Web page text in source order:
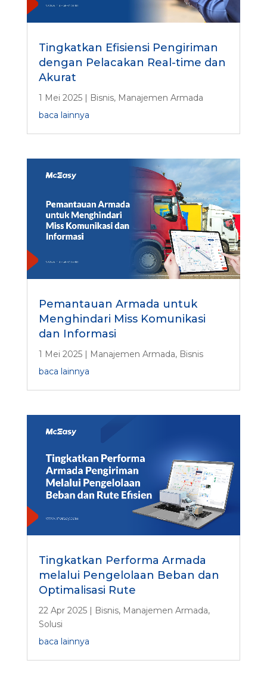
Tingkatkan Efisiensi Pengiriman
dengan Pelacakan Real-time dan
Akurat
1 Mei 2025| Bisnis, Manajemen Armada
baca lainnya
Pemantauan Armada untuk
Menghindari Miss Komunikasi
dan Informasi
1 Mei 2025| Manajemen Armada, Bisnis
baca lainnya
Tingkatkan Performa Armada
melalui Pengelolaan Beban dan
Optimalisasi Rute
22 Apr 2025| Bisnis, Manajemen Armada,
Solusi
baca lainnya